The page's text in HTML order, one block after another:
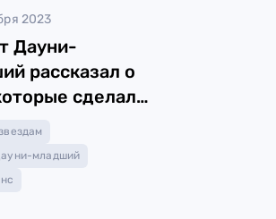
2023
Дауни-
рассказал о
сделали
младший